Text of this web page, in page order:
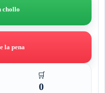
chollo
la pena
🛒
0